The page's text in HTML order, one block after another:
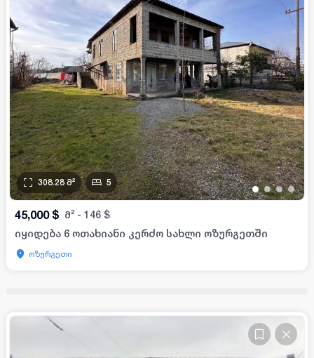
••••
308.28 მ² 5
45,000 $ მ² - 146 $
იყიდება 6 ოთახიანი კერძო სახლი ოზურგეთში
ოზურგეთი